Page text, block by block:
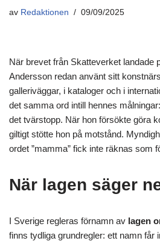
av Redaktionen 09/09/2025
När brevet från Skatteverket landade
Andersson redan använt sitt
galleriväggar, i kataloger och i
det samma ord intill hennes målningar:
det tvärstopp. När hon försökte göra
giltigt stötte hon på motstånd.
ordet ”mamma” fick inte räknas som
När lagen säger
I Sverige regleras förnamn av lagen
finns tydliga grundregler: ett namn får